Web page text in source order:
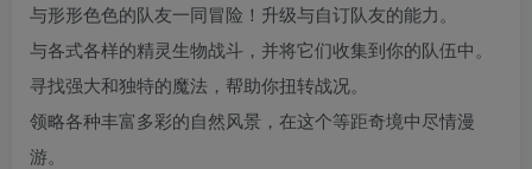
与形形色色的队友一同冒险！升级与自订队友的能力。
与各式各样的精灵生物战斗，并将它们收集到你的队伍中。
寻找强大和独特的魔法，帮助你扭转战况。
领略各种丰富多彩的自然风景，在这个等距奇境中尽情漫
游。